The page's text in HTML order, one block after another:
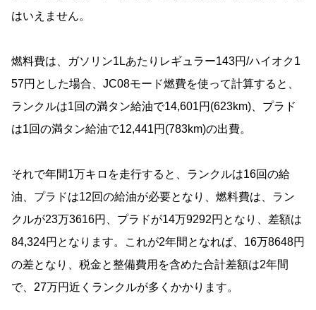
はいえません。
燃料費は、ガソリン1Lあたりレギュラー143円/ハイオク1
57円とした場合、JC08モード燃費を使って計算すると、
ランクルは1回の満タン給油で14,601円(623km)、プラド
は1回の満タン給油で12,441円(783km)の出費。
それで年間1万キロを走行すると、ランクルは16回の給
油、プラドは12回の給油が必要となり、燃料費は、ラン
クルが23万3616円、プラドが14万9292円となり、差額は
84,324円となります。これが2年間となれば、16万8648円
の差となり、税金と整備費用を含めた合計差額は2年間
で、27万円近くランクルが多くかかります。